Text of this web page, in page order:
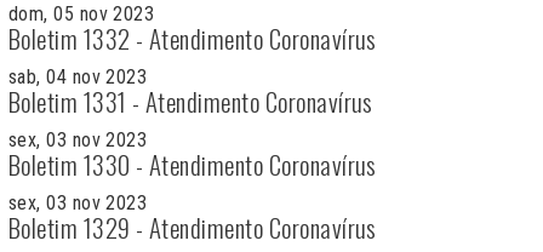
dom, 05 nov 2023
Boletim 1332 - Atendimento Coronavírus
sab, 04 nov 2023
Boletim 1331 - Atendimento Coronavírus
sex, 03 nov 2023
Boletim 1330 - Atendimento Coronavírus
sex, 03 nov 2023
Boletim 1329 - Atendimento Coronavírus